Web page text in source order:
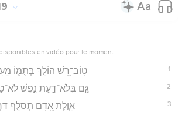
en vidéo pour le moment.
1 טֽוֹב־רָ֭שׁ הוֹלֵ֣ךְ בְּתֻמּ֑וֹ
2 גַּ֤ם בְּלֹא־דַ֣עַת נֶ֣פֶשׁ
3 אִוֶּ֣לֶת אָ֭דָם תְּסַלֵּ֣ף